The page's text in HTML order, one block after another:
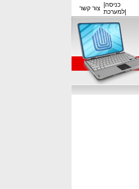
צור קשר
כניסה
למערכת